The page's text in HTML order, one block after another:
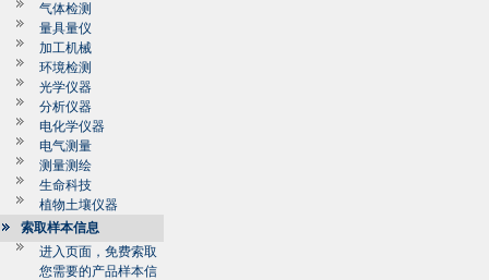
气体检测
量具量仪
加工机械
环境检测
光学仪器
分析仪器
电化学仪器
电气测量
测量测绘
生命科技
植物土壤仪器
索取样本信息
进入页面，免费索取
您需要的产品样本信